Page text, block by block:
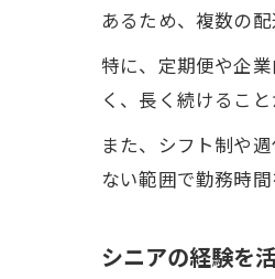
あるため、複数の
特に、定期便や企
く、長く続けること
また、シフト制や
ない範囲で勤務時
シニアの経験を